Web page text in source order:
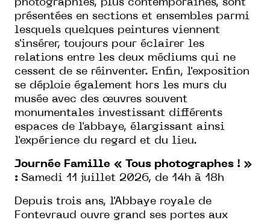
photographies, plus contemporaines, sont
présentées en sections et ensembles parmi
lesquels quelques peintures viennent
s'insérer, toujours pour éclairer les
relations entre les deux médiums qui ne
cessent de se réinventer. Enfin, l'exposition
se déploie également hors les murs du
musée avec des œuvres souvent
monumentales investissant différents
espaces de l'abbaye, élargissant ainsi
l'expérience du regard et du lieu.
Journée Famille « Tous photographes ! »
: Samedi 11 juillet 2026, de 14h à 18h
Depuis trois ans, l'Abbaye royale de
Fontevraud ouvre grand ses portes aux